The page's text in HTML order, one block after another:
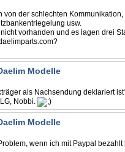
der schlechten
usw.
vorhanden und es lagen drei
Modelle
als Nachsendung deklariert
Nobbi.
Modelle
wenn ich mit Paypal